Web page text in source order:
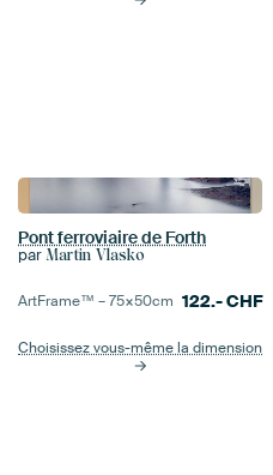
Pont ferroviaire de Forth
par Martin Vlasko
ArtFrame™ –75×50cm 122.-CHF
Choisissez vous-même la dimension